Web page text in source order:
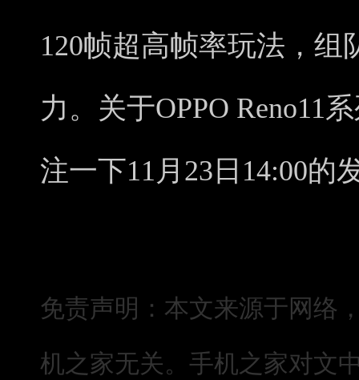
120帧超高帧率玩法，组
力。关于OPPO Reno11
注一下11月23日14:00的
免责声明：本文来源于网络
机之家无关。手机之家对文